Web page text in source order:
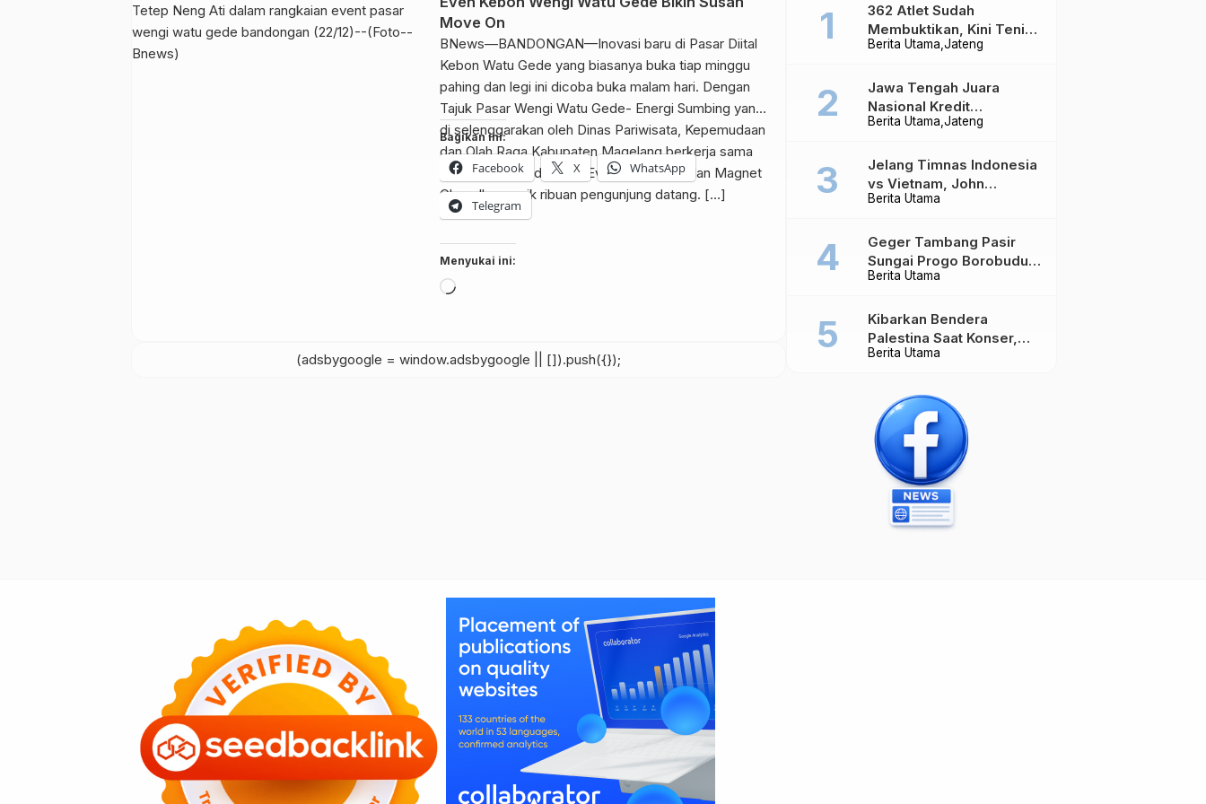
Move On
BNews—BANDONGAN—Inovasi baru di Pasar Diital
Kebon Watu Gede yang biasanya buka tiap minggu
pahing dan legi ini dicoba buka malam hari. Dengan
Tajuk Pasar Wengi Watu Gede- Energi Sumbing yang
di selenggarakan oleh Dinas Pariwisata, Kepemudaan
dan Olah Raga Kabupaten Magelang berkerja sama
dengan Borobudur Plus Event Organizer dan Magnet
Chanell menarik ribuan pengunjung datang. […]
Bagikan ini:
Facebook X WhatsApp
Telegram
Menyukai ini:
Memuat...
(adsbygoogle = window.adsbygoogle || []).push({});
Berita Utama Jateng
362 Atlet Sudah
Membuktikan, Kini Tenis
Meja Jateng Dibidik Jadi
Berita Utama Jateng
Jawa Tengah Juara
Nasional Kredit
Perumahan, Realisasi
Berita Utama
Jelang Timnas Indonesia
vs Vietnam, John
Herdman Ungkap Hal
Berita Utama
Geger Tambang Pasir
Sungai Progo Borobudur,
Warga Sambeng Hentikan
Berita Utama
Kibarkan Bendera
Palestina Saat Konser,
Massive Attack Dilarang